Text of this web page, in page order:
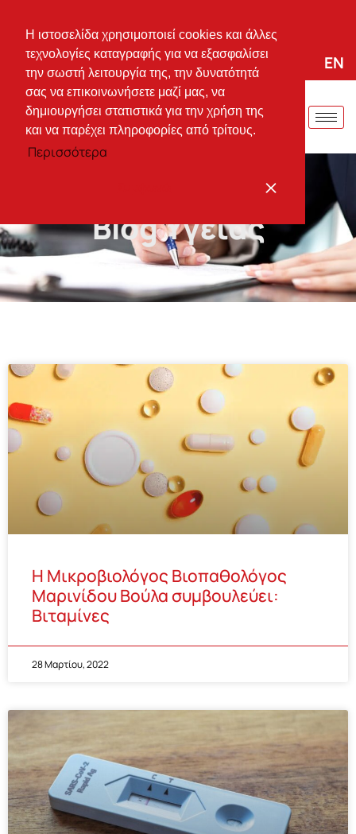
Η ιστοσελίδα χρησιμοποιεί cookies και άλλες
τεχνολογίες καταγραφής για να εξασφαλίσει
την σωστή λειτουργία της, την δυνατότητά
σας να επικοινωνήσετε μαζί μας, να
δημιουργήσει στατιστικά για την χρήση της
και να παρέχει πληροφορίες από τρίτους.
Περισσότερα
Πλ. Ειρήνης 66, Κομοτηνή, T.K. 69 100
Drive me now: EN
Blog Υγείας
Η Μικροβιολόγος Βιοπαθολόγος
Μαρινίδου Βούλα συμβουλεύει:
Βιταμίνες
28 Μαρτίου, 2022